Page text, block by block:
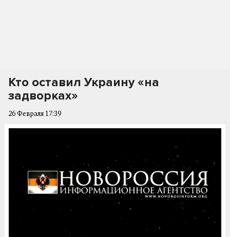
Кто оставил Украину «на
задворках»
26 Февраля 17:39